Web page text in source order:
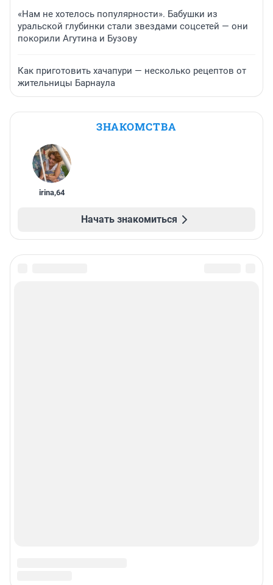
«Нам не хотелось популярности». Бабушки из
уральской глубинки стали звездами соцсетей — они
покорили Агутина и Бузову
Как приготовить хачапури — несколько рецептов от
жительницы Барнаула
ЗНАКОМСТВА
irina,64
Начать знакомиться